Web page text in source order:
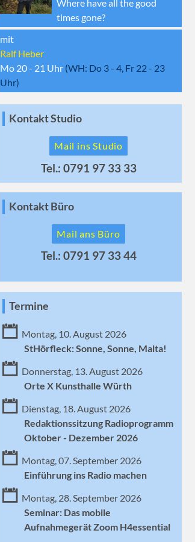
Where have all the good
times gone?
mit
Ralf Heber
Mo 20 - 21 Uhr (WH: Do 3 - 4, Fr 22 - 23
Uhr)
Kontakt Studio
Mail ins Studio
Tel.: 0791 97 33 33
Kontakt Büro
Mail ans Büro
Tel.: 0791 97 33 44
Termine
Montag, 10. August 2026
StHörfleck: Sonne, Sonne, Malta!
Donnerstag, 13. August 2026
Orte X Kunsthalle Würth
Dienstag, 18. August 2026
Redaktionssitzung Radioprogramm
Oktober - Dezember 2026
Montag, 07. September 2026
Einführung ins Radio machen
Montag, 28. September 2026
Seminar: Das mobile
Aufnahmegerät Zoom H4essential